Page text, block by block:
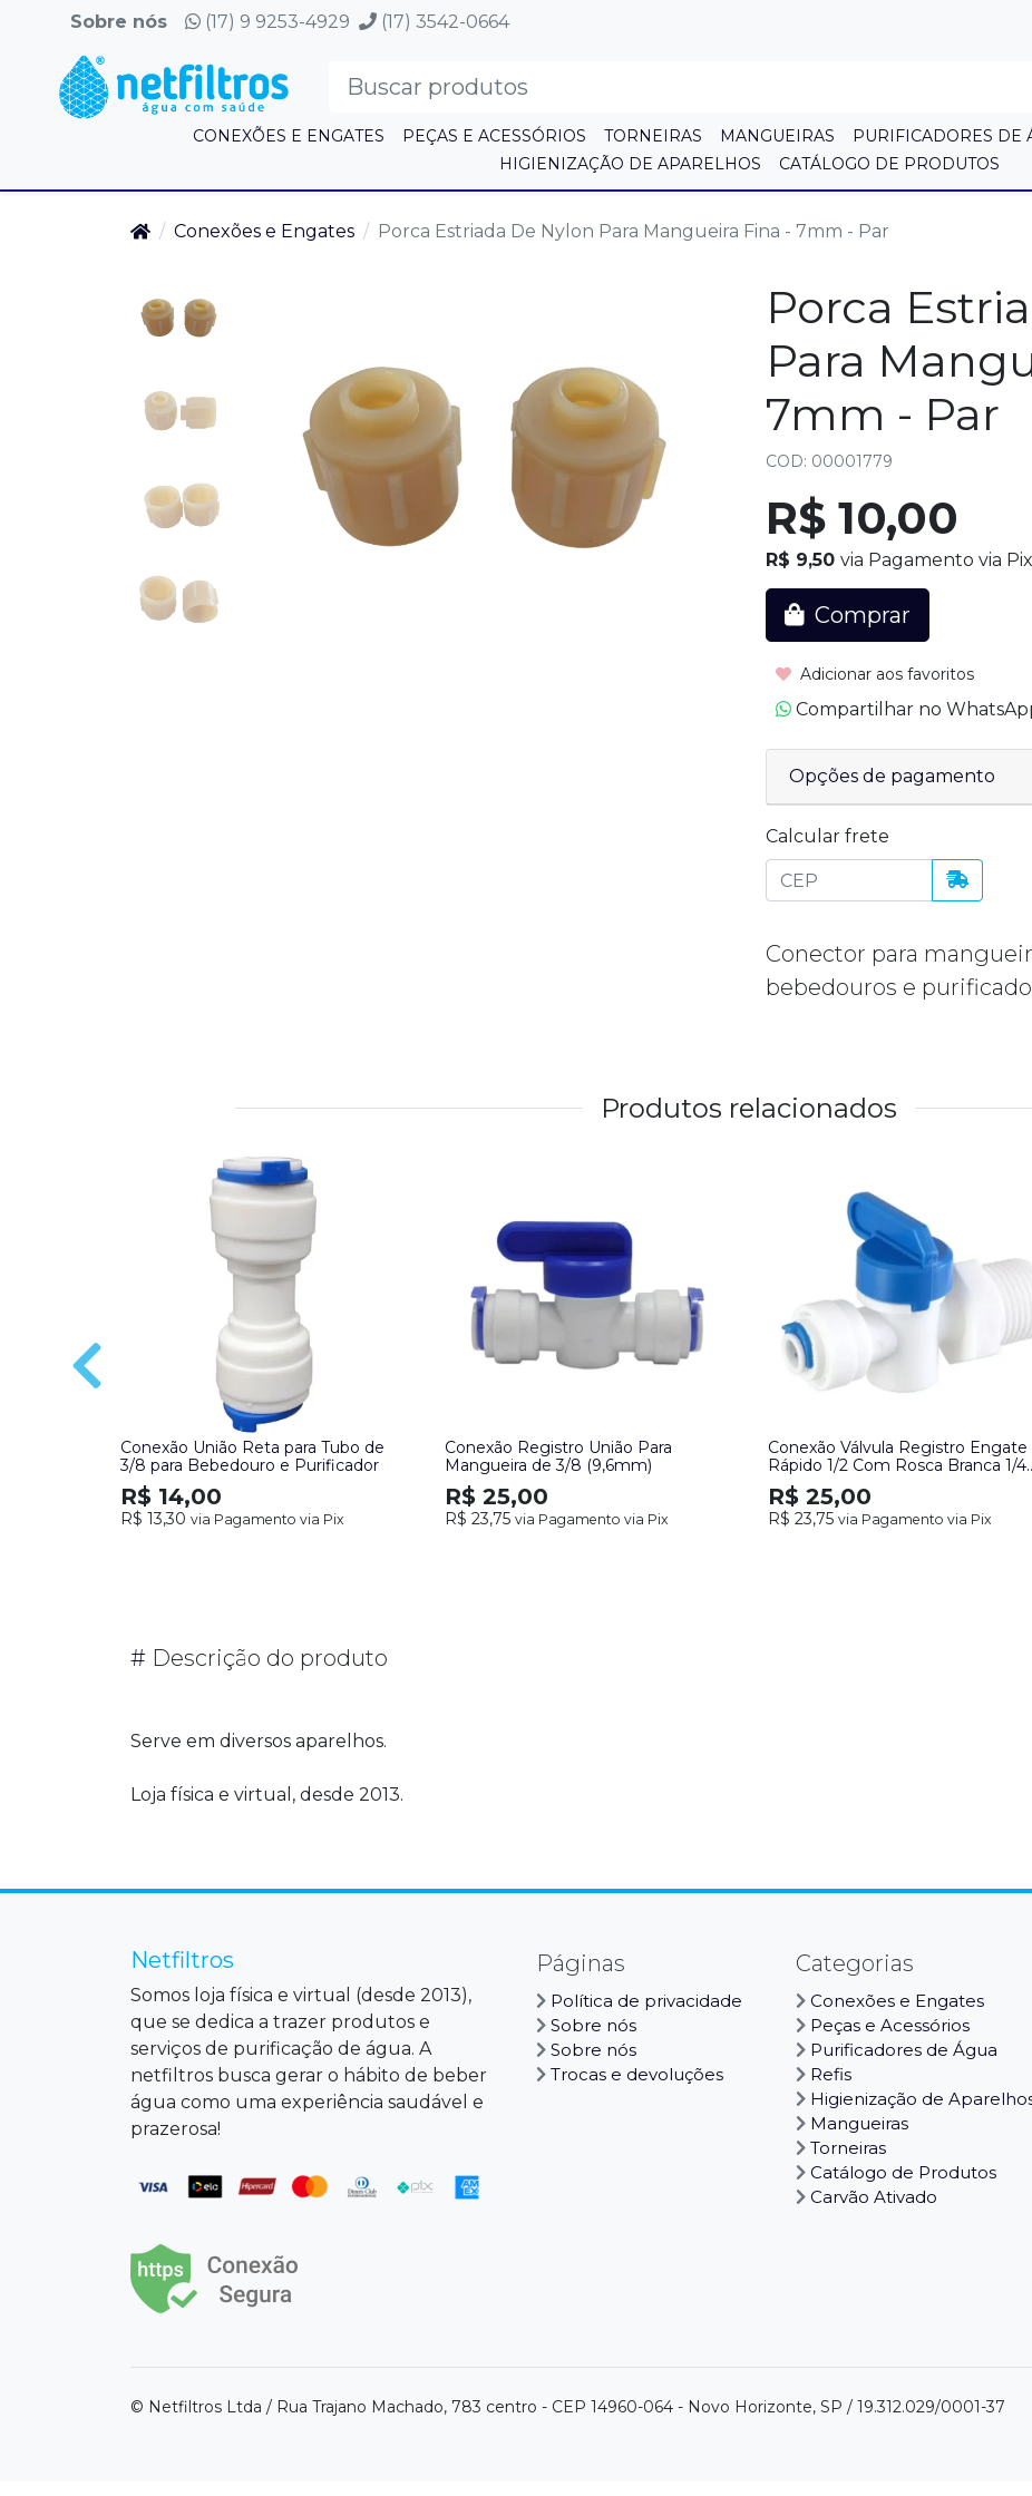
Sobre nós (17) 9 9253-4929 (17) 3542-0664
CONEXÕES E ENGATES PEÇAS E ACESSÓRIOS TORNEIRAS MANGUEIRAS PURIFICADORES DE
HIGIENIZAÇÃO DE APARELHOS
CATÁLOGO DE PRODUTOS
Conexões e Engates Porca Estriada De Nylon Para Mangueira Fina - 7mm - Par
Porca
Para
7mm - Par
COD: 00001779
R$ 10,00
R$ 9,50 via Pagamento via Pix
Comprar
Adicionar aos favoritos
Compartilhar no
Opções de pagamento
Calcular frete
Conector para
bebedouros e
Produtos relacionados
Conexão União Reta para Tubo de
3/8 para Bebedouro e Purificador
R$ 14,00
R$ 13,30 via Pagamento via Pix
Conexão Registro União Para
Mangueira de 3/8 (9,6mm)
R$ 25,00
R$ 23,75 via Pagamento via Pix
Conexão Válvula Registro Engate
Rápido 1/2 Com Rosca Branca 1/4
(6,35mm)
R$ 25,00
R$ 23,75 via Pagamento via Pix
# Descrição do produto
Serve em diversos aparelhos.
Loja física e virtual, desde 2013.
Páginas
Política de privacidade
Sobre nós
Sobre nós
Trocas e devoluções
Categorias
Conexões e Engates
Peças e Acessórios
Purificadores de Água
Refis
Higienização de
Mangueiras
Torneiras
Catálogo de Produtos
Carvão Ativado
Netfiltros
Somos loja física e virtual (desde 2013),
que se dedica a trazer produtos e
serviços de purificação de água. A
netfiltros busca gerar o hábito de beber
água como uma experiência saudável e
prazerosa!
© Netfiltros Ltda / Rua Trajano Machado, 783 centro - CEP 14960-064 - Novo Horizonte, SP / 19.312.029/0001-37